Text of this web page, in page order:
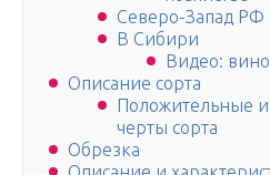
Северо-Запад РФ
В Сибири
Видео:
Описание сорта
Положительные
черты сорта
Обрезка